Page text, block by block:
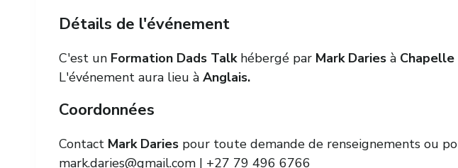
Détails de l'événement
C'est un Formation Dads Talkhébergé par Mark Daries à Chapelle
L'événement aura lieu à Anglais.
Coordonnées
Contact Mark Daries pour toute demande de renseignements ou
mark.daries@gmail.com | +27 79 496 6766